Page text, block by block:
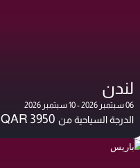
لندن
06 سبتمبر 2026 - 10 سبتمبر 2026
الدرجة السياحية من QAR 3950